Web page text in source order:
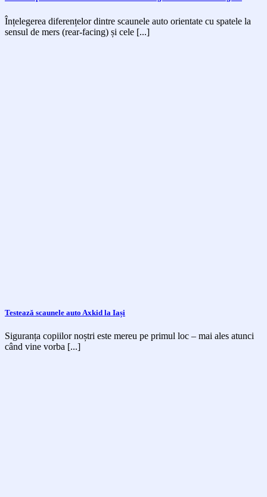
Înțelegerea diferențelor dintre scaunele auto orientate cu spatele la
sensul de mers (rear-facing) și cele [...]
Testează scaunele auto Axkid la Iași
Siguranța copiilor noștri este mereu pe primul loc – mai ales atunci
când vine vorba [...]